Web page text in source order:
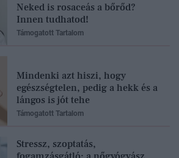
Neked is rosaceás a bőrőd?
Innen tudhatod!
Támogatott Tartalom
Mindenki azt hiszi, hogy
egészségtelen, pedig a hekk és a
lángos is jót tehe
Támogatott Tartalom
Stressz, szoptatás,